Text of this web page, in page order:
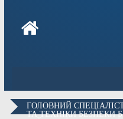
ГОЛОВНИЙ
ТА ТЕХНІКИ БЕЗПЕКИ